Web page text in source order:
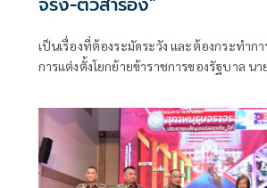
เป็นเรื่องที่ต้องระมัดระวัง และต้องกระทำก
การแต่งตั้งโยกย้ายข้าราชการของรัฐบาล น